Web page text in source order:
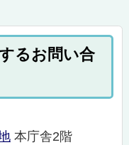
るお問い合
本庁舎2階